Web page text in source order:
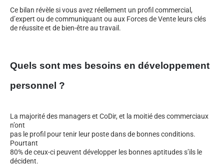
Ce bilan révèle si vous avez réellement un profil commercial,
d’expert ou de communiquant ou aux Forces de Vente leurs clés
de réussite et de bien-être au travail.
Quels sont mes besoins en développement
personnel ?
La majorité des managers et CoDir, et la moitié des commerciaux
n’ont
pas le profil pour tenir leur poste dans de bonnes conditions.
Pourtant
80% de ceux-ci peuvent développer les bonnes aptitudes s’ils le
décident.